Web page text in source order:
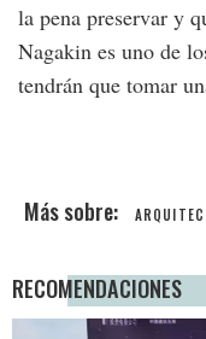
la pena preservar y
Nagakin es uno de
tendrán que tomar
RECOMENDACIONES